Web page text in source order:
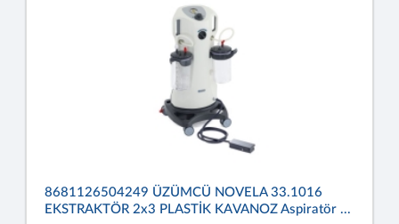
8681126504249 ÜZÜMCÜ NOVELA 33.1016
EKSTRAKTÖR 2x3 PLASTİK KAVANOZ Aspiratör ...